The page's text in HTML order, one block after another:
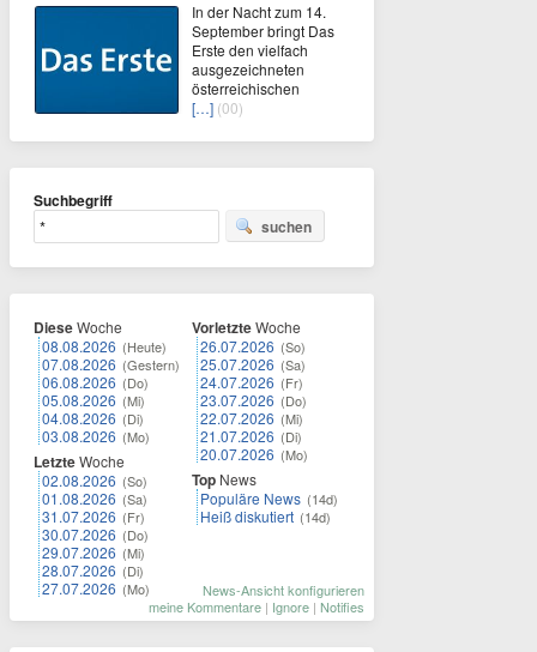
In der Nacht zum 14.
September bringt Das
Erste den vielfach
ausgezeichneten
österreichischen
[…] (00)
Suchbegriff
suchen
DieseWoche
08.08.2026 (Heute)
07.08.2026 (Gestern)
06.08.2026 (Do)
05.08.2026 (Mi)
04.08.2026 (Di)
03.08.2026 (Mo)
LetzteWoche
02.08.2026 (So)
01.08.2026 (Sa)
31.07.2026 (Fr)
30.07.2026 (Do)
29.07.2026 (Mi)
28.07.2026 (Di)
27.07.2026 (Mo)
VorletzteWoche
26.07.2026 (So)
25.07.2026 (Sa)
24.07.2026 (Fr)
23.07.2026 (Do)
22.07.2026 (Mi)
21.07.2026 (Di)
20.07.2026 (Mo)
Top News
Populäre News (14d)
Heiß diskutiert (14d)
News-Ansicht konfigurieren
meine Kommentare | Ignore | Notifies